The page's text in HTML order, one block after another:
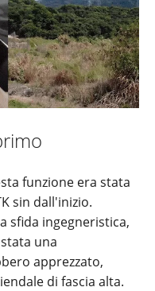
funzione era stata
sin dall'inizio.
sfida ingegneristica,
una
apprezzato,
di fascia alta.